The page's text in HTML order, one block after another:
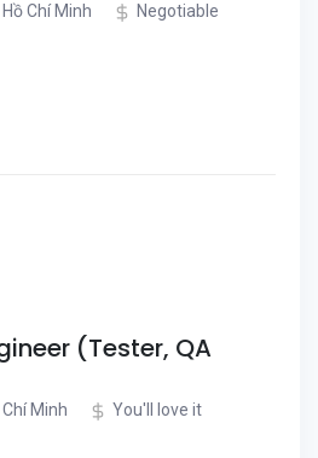
Chí Minh Negotiable
(Tester, QA
Minh You'll love it